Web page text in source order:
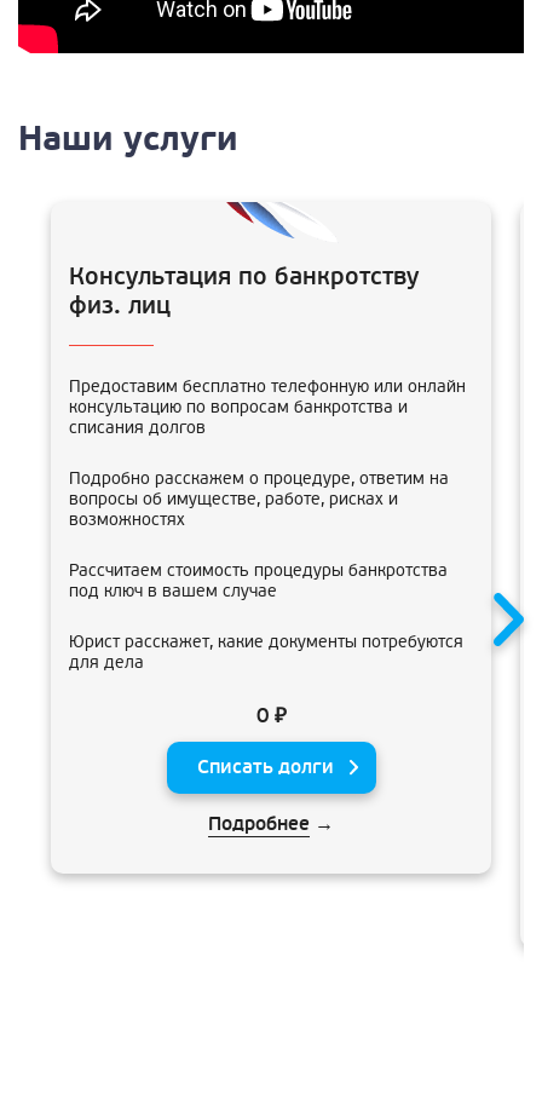
Наши услуги
Консультация по банкротству
физ. лиц
Предоставим бесплатно телефонную или онлайн
консультацию по вопросам банкротства и
списания долгов
Подробно расскажем о процедуре, ответим на
вопросы об имуществе, работе, рисках и
возможностях
Рассчитаем стоимость процедуры банкротства
под ключ в вашем случае
Юрист расскажет, какие документы потребуются
для дела
0 ₽
Списать долги
Подробнее →